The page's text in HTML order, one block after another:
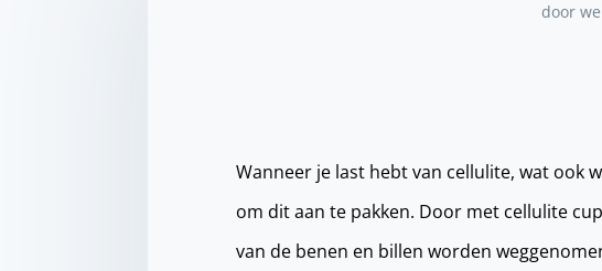
door
Wanneer je last hebt van cellulite, wat ook
om dit aan te pakken. Door met cellulite
van de benen en billen worden